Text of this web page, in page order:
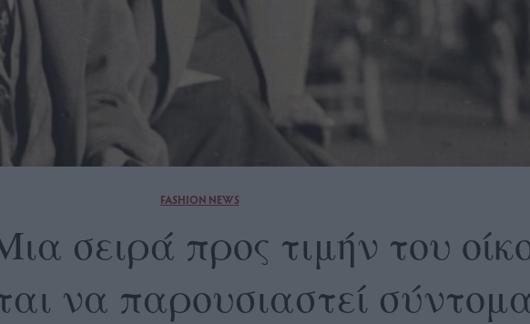
FASHION NEWS
σειρά προς τιμήν του
να παρουσιαστεί